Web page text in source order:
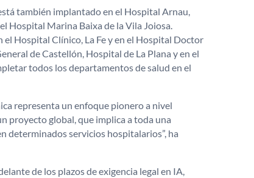
también implantado en el Hospital Arnau,
Hospital Marina Baixa de la Vila Joiosa.
el Hospital Clínico, La Fe y en el Hospital Doctor
de Castellón, Hospital de La Plana y en el
todos los departamentos de salud en el
representa un enfoque pionero a nivel
proyecto global, que implica a toda una
determinados servicios hospitalarios”, ha
de los plazos de exigencia legal en IA,